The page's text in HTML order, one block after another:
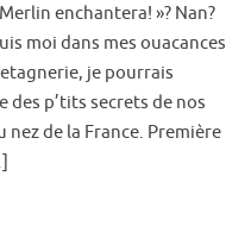
enchantera! »? Nan?
moi dans mes ouacances
je pourrais
des p’tits secrets de nos
nez de la France. Première